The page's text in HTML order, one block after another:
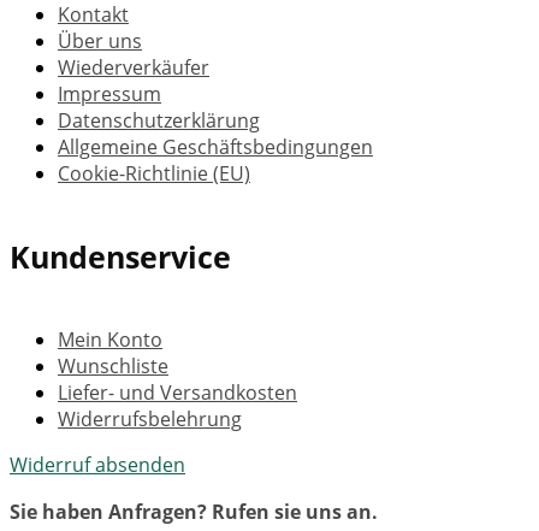
Kontakt
Über uns
Wiederverkäufer
Impressum
Datenschutzerklärung
Allgemeine Geschäftsbedingungen
Cookie-Richtlinie (EU)
Kundenservice
Mein Konto
Wunschliste
Liefer- und Versandkosten
Widerrufsbelehrung
Widerruf absenden
Sie haben Anfragen? Rufen sie uns an.